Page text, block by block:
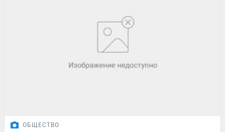
ОБЩЕСТВО